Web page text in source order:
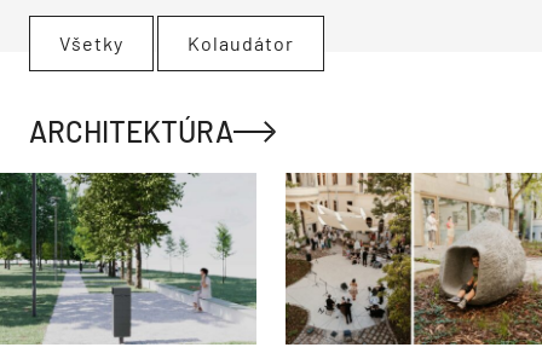
Všetky Kolaudátor
ARCHITEKTÚRA